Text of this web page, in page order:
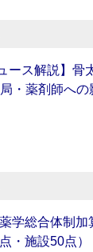
ース解説】骨
局・薬剤師へ
学総合体制
・施設50点